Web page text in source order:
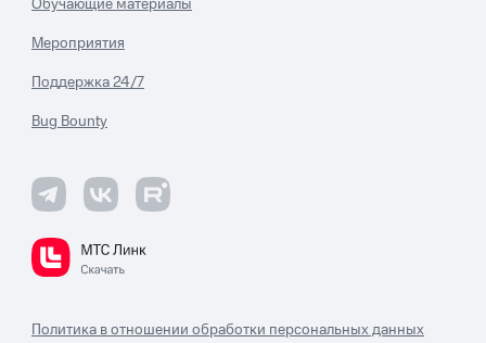
Обучающие материалы
Мероприятия
Поддержка 24/7
Политика в отношении обработки персональных данных
Bug Bounty